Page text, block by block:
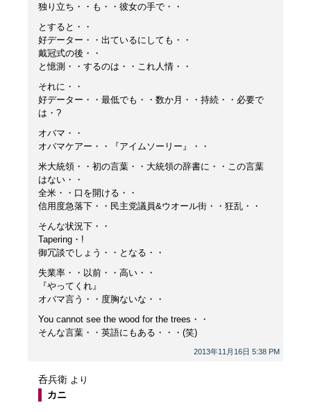
2013年11月16日 5:38 PM
独り立ち・・も・・彼女の手で・・
とすると・・
好データー・・出ているにしても・・
戴冠式の後・・
と憶測・・するのは・・これ人情・・
それに・・
好データー・・最低でも・・数か月・・持続・・必要で
は・?
オバマ・・
オバマケアー・・『アイムソーリー』・・
米大統領・・初の言葉・・大統領の辞書に・・この言葉
はない・・
全米・・口を開ける・・
信用度急落下・・民主党議員&ウオール街・・狂乱・・
そんな状況下・・
Tapering・!
御冗談でしょう・・となる・・
失業率・・以前・・高い・・
『やってくれ』
オバマ言う・・度胸ないな・・
You cannot see the wood for the trees・・
そんな言葉・・英語にもある・・・(笑)
呑兵衛 より
カニ